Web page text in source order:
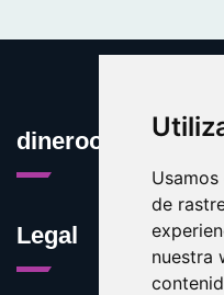
de
nuestra
dineroonline.net
Legal